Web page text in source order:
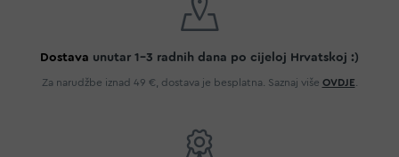
Dostava unutar 1-3 radnih dana po cijeloj Hrvatskoj :)
Za narudžbe iznad 49 €, dostava je besplatna. Saznaj više OVDJE